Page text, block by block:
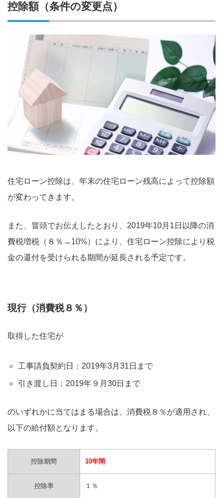
控除額（条件の変更点）
住宅ローン控除は、年末の住宅ローン残高によって控除額
が変わってきます。
また、冒頭でお伝えしたとおり、2019年10月1日以降の消
費税増税（８％→10%）により、住宅ローン控除により税
金の還付を受けられる期間が延長される予定です。
現行（消費税８％）
取得した住宅が
工事請負契約日：2019年3月31日まで
引き渡し日：2019年９月30日まで
のいずれかに当てはまる場合は、消費税８％が適用され、
以下の給付額となります。
控除期間 10年間
控除率 １％